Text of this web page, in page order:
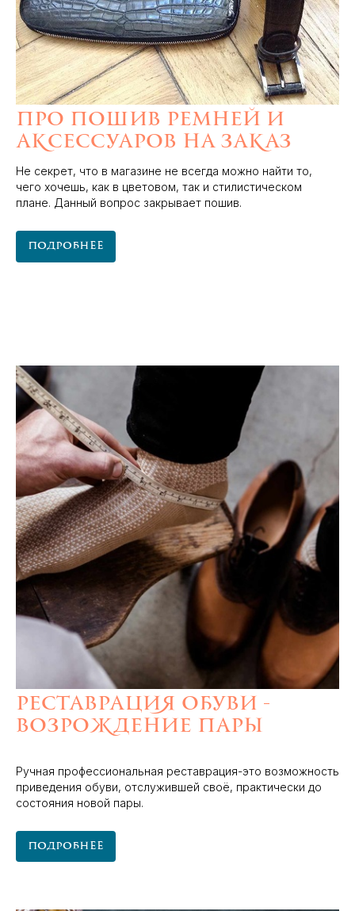
Про пошив ремней и
аксессуаров на заказ
Не секрет, что в магазине не всегда можно найти то,
чего хочешь, как в цветовом, так и стилистическом
плане. Данный вопрос закрывает пошив.
Подробнее
Реставрация обуви -
возрождение пары
Ручная профессиональная реставрация-это возможность
приведения обуви, отслужившей своё, практически до
состояния новой пары.
Подробнее